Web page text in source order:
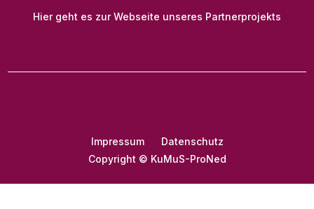
Hier geht es zur Webseite unseres Partnerprojekts
Copyright © KuMuS-ProNed
Impressum Datenschutz